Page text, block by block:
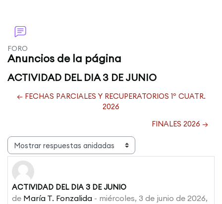
FORO
Anuncios de la página
Bloques
ACTIVIDAD DEL DIA 3 DE JUNIO
← FECHAS PARCIALES Y RECUPERATORIOS 1º CUATR.
2026
FINALES 2026 →
Mostrar modo
ACTIVIDAD DEL DIA 3 DE JUNIO
de María T. Fonzalida - miércoles, 3 de junio de 2026,
Número de respuestas: 0